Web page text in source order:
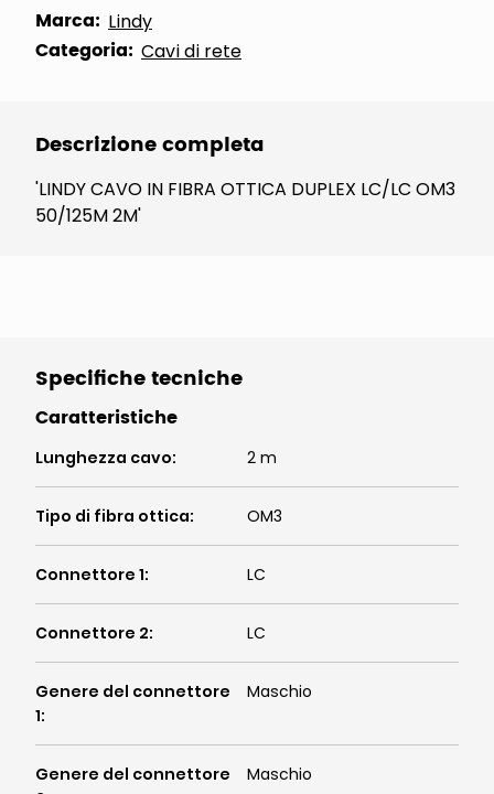
Marca: Lindy
Categoria: Cavi di rete
Descrizione completa
'LINDY CAVO IN FIBRA OTTICA DUPLEX LC/LC OM3
50/125M 2M'
Specifiche tecniche
Caratteristiche
Lunghezza cavo: 2 m
Tipo di fibra ottica: OM3
Connettore 1: LC
Connettore 2: LC
Genere del connettore
1:
Maschio
Genere del connettore
Maschio